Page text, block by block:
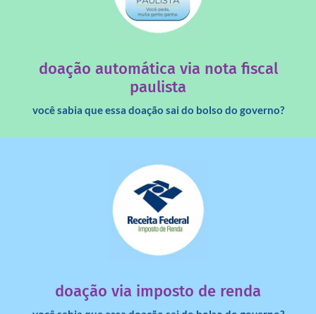
doação automática via nota fiscal
paulista
você sabia que essa doação sai do bolso do governo?
saiba mais
doação via imposto de renda
dinheiro deixa de ir para o governo?
saiba mais